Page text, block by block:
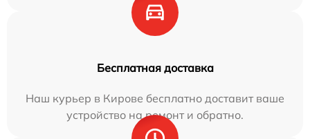
Бесплатная доставка
Наш курьер в Кирове бесплатно доставит ваше
устройство на ремонт и обратно.